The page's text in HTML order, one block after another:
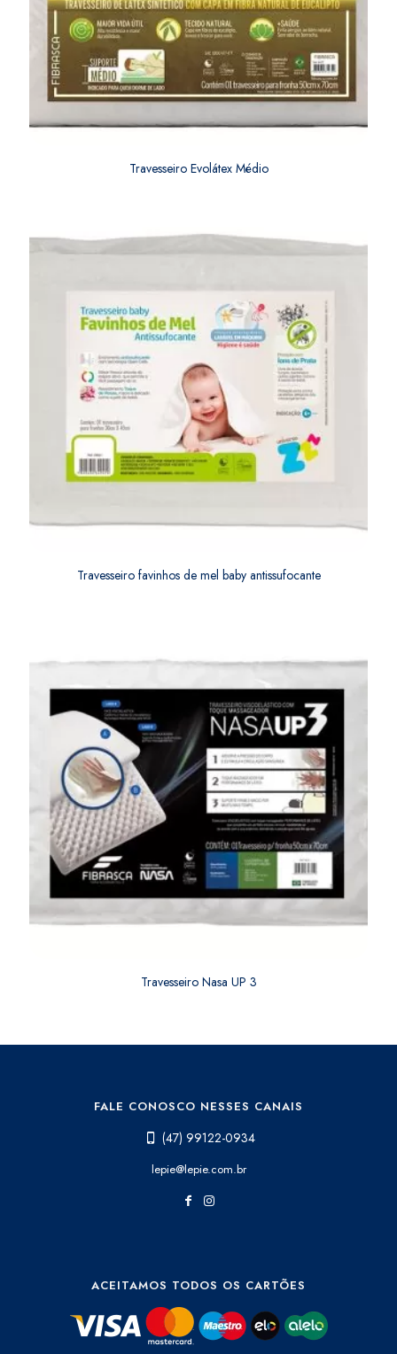
Travesseiro Evolátex Médio
Travesseiro favinhos de mel baby antissufocante
Travesseiro Nasa UP 3
FALE CONOSCO NESSES CANAIS
(47) 99122-0934
lepie@lepie.com.br
ACEITAMOS TODOS OS CARTÕES